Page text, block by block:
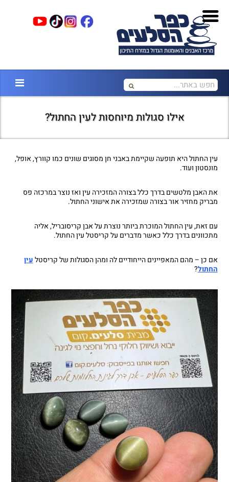
אילו סגולות מיוחסות לעין החתול?
עין החתול היא תופעה שקיימת באבני חן מסוגים שונים כמו קוורץ, אופל,
מונסטון ועוד.
את האבן מלטשים בדרך כלל בצורה המזכירה עין ואז נוצר במרכזה פס
מבריק מחזיר אור בצורה שמזכירה את אישוני החתול.
עם זאת, עין החתול המוכרת ביותר נוצרת על אבן קריסובריל, אליה
מתכוונים בדרך כלל כאשר מדברים על קריסטל עין החתול.
אם כן – מהם המאפיינים הייחודיים לה ומהן הסגולות של קריסטלעין
החתול?